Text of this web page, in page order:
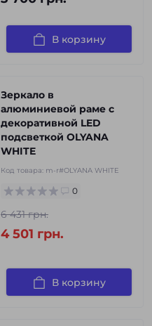
В корзину
Зеркало в
алюминиевой раме с
декоративной LED
подсветкой OLYANA
WHITE
Код товара: m-r#OLYANA WHITE
0
6 431 грн.
4 501 грн.
В корзину